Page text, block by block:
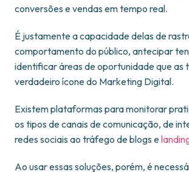
conversões e vendas em tempo real.
É justamente a capacidade delas de
comportamento do público, antecipar
identificar áreas de oportunidade que as
verdadeiro ícone do Marketing Digital.
Existem plataformas para monitorar
os tipos de canais de comunicação, de
redes sociais ao tráfego de blogs e
Ao usar essas soluções, porém, é